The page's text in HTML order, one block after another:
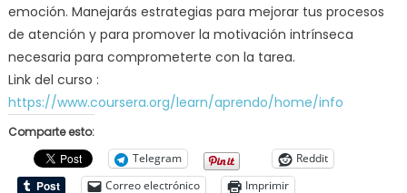
emoción. Manejarás estrategias para mejorar tus procesos
de atención y para promover la motivación intrínseca
necesaria para comprometerte con la tarea.
Link del curso :
https://www.coursera.org/learn/aprendo/home/info
Comparte esto:
Telegram
Reddit
Correo electrónico
Imprimir